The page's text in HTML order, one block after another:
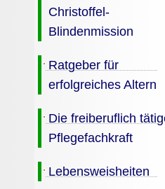
Christoffel-
Blindenmission
Ratgeber für
erfolgreiches Altern
Die freiberuflich
Pflegefachkraft
Lebensweisheiten